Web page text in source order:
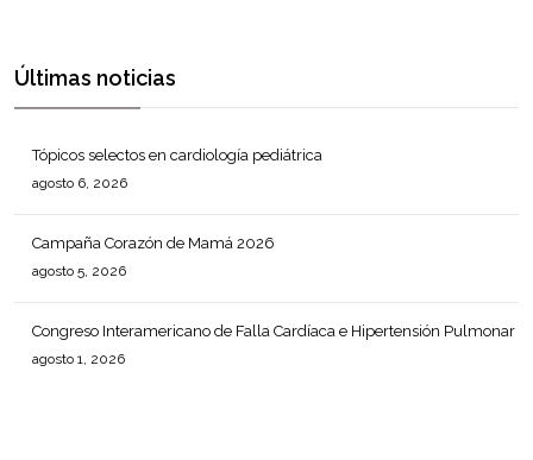
Últimas noticias
Tópicos selectos en cardiología pediátrica
agosto 6, 2026
Campaña Corazón de Mamá 2026
agosto 5, 2026
Congreso Interamericano de Falla Cardíaca e Hipertensión Pulmonar
agosto 1, 2026